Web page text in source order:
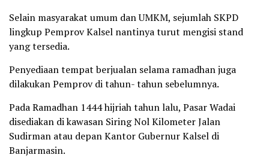
Selain masyarakat umum dan UMKM, sejumlah SKPD
lingkup Pemprov Kalsel nantinya turut mengisi stand
yang tersedia.
Penyediaan tempat berjualan selama ramadhan juga
dilakukan Pemprov di tahun- tahun sebelumnya.
Pada Ramadhan 1444 hijriah tahun lalu, Pasar Wadai
disediakan di kawasan Siring Nol Kilometer Jalan
Sudirman atau depan Kantor Gubernur Kalsel di
Banjarmasin.